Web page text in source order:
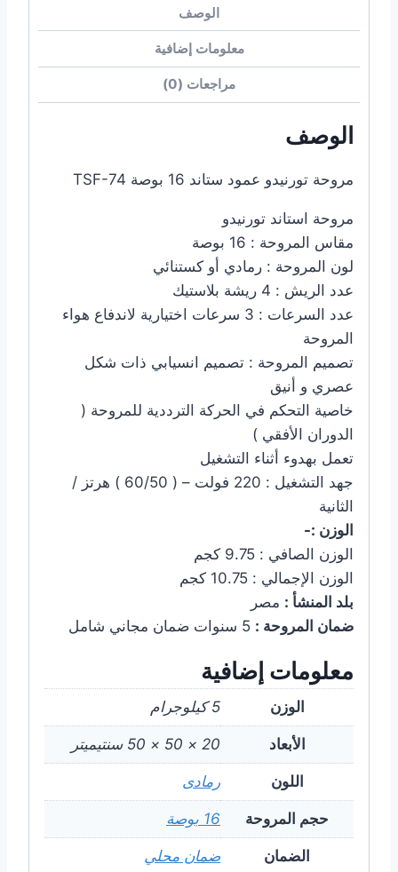
الوصف
معلومات إضافية
مراجعات (0)
الوصف
مروحة تورنيدو عمود ستاند 16 بوصة TSF-74
مروحة استاند تورنيدو
مقاس المروحة : 16 بوصة
لون المروحة : رمادي أو كستنائي
عدد الريش : 4 ريشة بلاستيك
عدد السرعات : 3 سرعات اختيارية لاندفاع هواء
المروحة
تصميم المروحة : تصميم انسيابي ذات شكل
عصري و أنيق
خاصية التحكم في الحركة الترددية للمروحة (
الدوران الأفقي )
تعمل بهدوء أثناء التشغيل
جهد التشغيل : 220 فولت – ( 60/50 ) هرتز /
الثانية
الوزن :-
الوزن الصافي : 9.75 كجم
الوزن الإجمالي : 10.75 كجم
بلد المنشأ : مصر
ضمان المروحة :
معلومات إضافية
الوزن 5 كيلوجرام
الأبعاد 20 × 50 × 50 سنتيميتر
اللون رمادى
حجم المروحة 16 بوصة
الضمان ضمان محلي